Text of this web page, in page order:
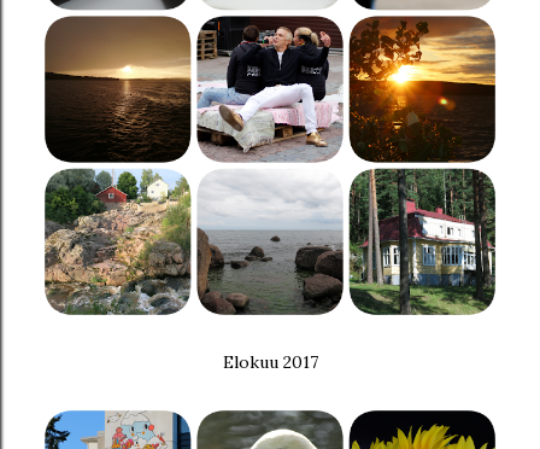
Elokuu 2017